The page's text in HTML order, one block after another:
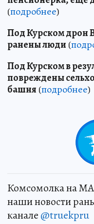
(подробнее)
Под Курском дрон
ранены люди (
Под Курском в
повреждены
башня (подробнее)
Комсомолка на
наши новости
канале @truekpru